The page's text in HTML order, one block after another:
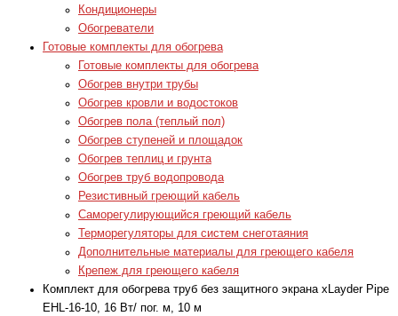
Кондиционеры
Обогреватели
Готовые комплекты для обогрева
Готовые комплекты для обогрева
Обогрев внутри трубы
Обогрев кровли и водостоков
Обогрев пола (теплый пол)
Обогрев ступеней и площадок
Обогрев теплиц и грунта
Обогрев труб водопровода
Резистивный греющий кабель
Саморегулирующийся греющий кабель
Терморегуляторы для систем снеготаяния
Дополнительные материалы для греющего кабеля
Крепеж для греющего кабеля
Комплект для обогрева труб без защитного экрана xLayder Pipe
EHL-16-10, 16 Вт/ пог. м, 10 м